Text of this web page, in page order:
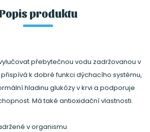
Popis produktu
přebytečnou vodu zadržovanou v
k dobré funkci dýchacího systému,
hladinu glukózy v krvi a podporuje
Má také antioxidační vlastnosti.
v organismu